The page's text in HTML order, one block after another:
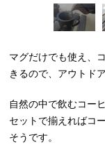
マグだけでも使え、
きるので、アウトド
自然の中で飲むコー
セットで揃えればコ
そうです。